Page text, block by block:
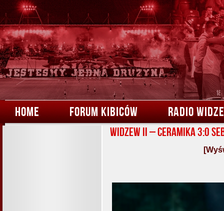
HOME FORUM KIBICÓW RADIO
Widzew II – Ceramika 3:0